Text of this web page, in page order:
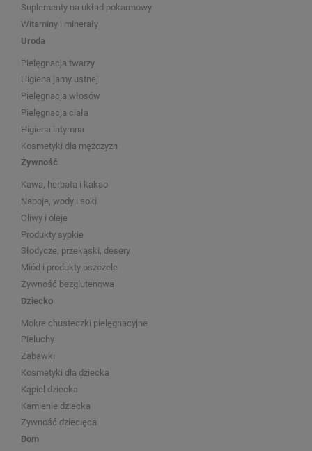
Suplementy na układ pokarmowy
Witaminy i minerały
Uroda
Pielęgnacja twarzy
Higiena jamy ustnej
Pielęgnacja włosów
Pielęgnacja ciała
Higiena intymna
Kosmetyki dla mężczyzn
Żywność
Kawa, herbata i kakao
Napoje, wody i soki
Oliwy i oleje
Produkty sypkie
Słodycze, przekąski, desery
Miód i produkty pszczele
Żywność bezglutenowa
Dziecko
Mokre chusteczki pielęgnacyjne
Pieluchy
Zabawki
Kosmetyki dla dziecka
Kąpiel dziecka
Kamienie dziecka
Żywność dziecięca
Dom